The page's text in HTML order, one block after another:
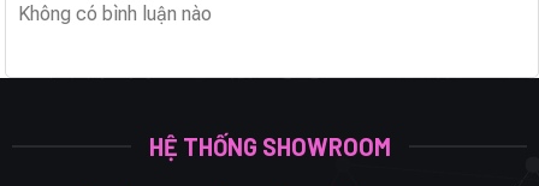
Không có bình luận nào
HỆ THỐNG SHOWROOM